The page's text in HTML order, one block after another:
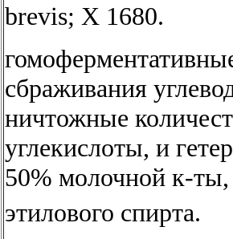
brevis; X 1680.
сбраживания
ничтожные
углекислоты, и
50% молочной к-
этилового спирта.